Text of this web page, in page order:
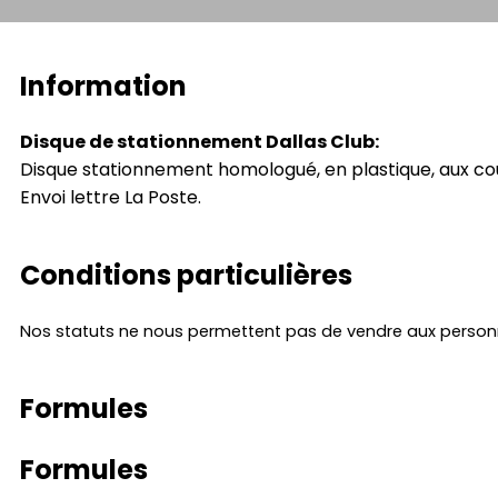
Information
Disque de stationnement Dallas Club:
Disque stationnement homologué, en plastique, aux
Envoi lettre La Poste.
Conditions particulières
Nos statuts ne nous permettent pas de vendre aux
Formules
Formules